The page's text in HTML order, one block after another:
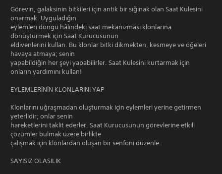
Görevin, galaksinin bitkileri için antik bir sığınak olan Saat Kulesini
onarmak. Uyguladığın
eylemleri döngü hâlindeki saat mekanizması klonlarına
dönüştürmek için Saat Kurucusunun
eldivenlerini kullan. Bu klonlar bitki dikmekten, kesmeye ve öğeleri
havaya atmaya; senin
yapabildiğin her şeyi yapabilirler. Saat Kulesini kurtarmak için
onların yardımını kullan!
EYLEMLERİNİN KLONLARINI YAP
Klonlarını uğraşmadan oluşturmak için eylemleri yerine getirmen
yeterlidir; onlar senin
hareketlerini taklit ederler. Saat Kurucusunun görevlerine etkili
çözümler bulmak üzere birlikte
çalışmak için klonlardan oluşan bir senfoni düzenle.
SAYISIZ OLASILIK